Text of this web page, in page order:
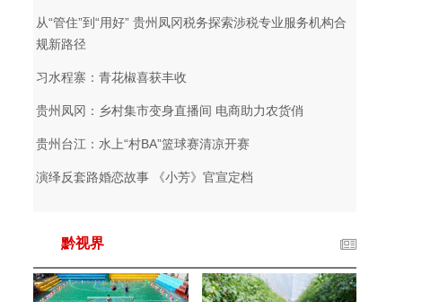
从“管住”到“用好” 贵州凤冈税务探索涉税专业服务机构合
规新路径
习水程寨：青花椒喜获丰收
贵州凤冈：乡村集市变身直播间 电商助力农货俏
贵州台江：水上“村BA”篮球赛清凉开赛
演绎反套路婚恋故事 《小芳》官宣定档
黔视界